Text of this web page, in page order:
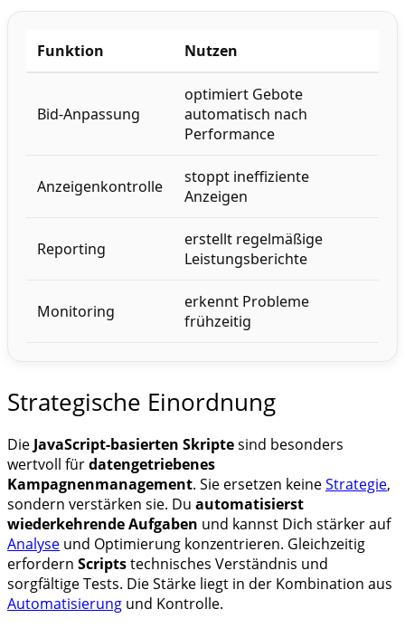
Funktion Nutzen
Bid-Anpassung
optimiert Gebote
automatisch nach
Performance
Anzeigenkontrolle
stoppt ineffiziente
Anzeigen
Reporting
erstellt regelmäßige
Leistungsberichte
Monitoring
erkennt Probleme
frühzeitig
Strategische Einordnung
Die JavaScript-basierten Skriptesind besonders
wertvoll fürdatengetriebenes
Kampagnenmanagement. Sie ersetzen keineStrategie,
sondern verstärken sie. Du automatisierst
wiederkehrende Aufgaben und kannst Dich stärker auf
Analyse und Optimierung konzentrieren. Gleichzeitig
erfordern Scriptstechnisches Verständnis und
sorgfältige Tests. Die Stärke liegt in der Kombination aus
Automatisierung und Kontrolle.